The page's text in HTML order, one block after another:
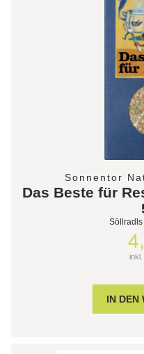
Sonnentor
Das Beste für
inkl.